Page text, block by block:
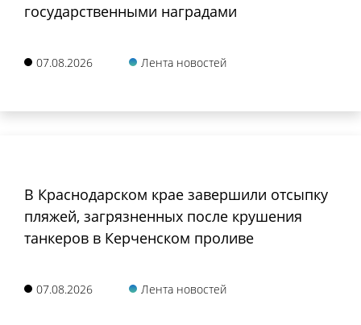
государственными наградами
07.08.2026 Лента новостей
В Краснодарском крае завершили отсыпку
пляжей, загрязненных после крушения
танкеров в Керченском проливе
07.08.2026 Лента новостей